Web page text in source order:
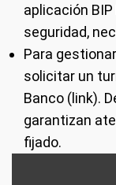
aplicación
seguridad,
Para
solicitar un
Banco (link).
garantizan
fijado.